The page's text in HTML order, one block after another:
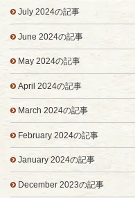
July 2024の記事
June 2024の記事
May 2024の記事
April 2024の記事
March 2024の記事
February 2024の記事
January 2024の記事
December 2023の記事